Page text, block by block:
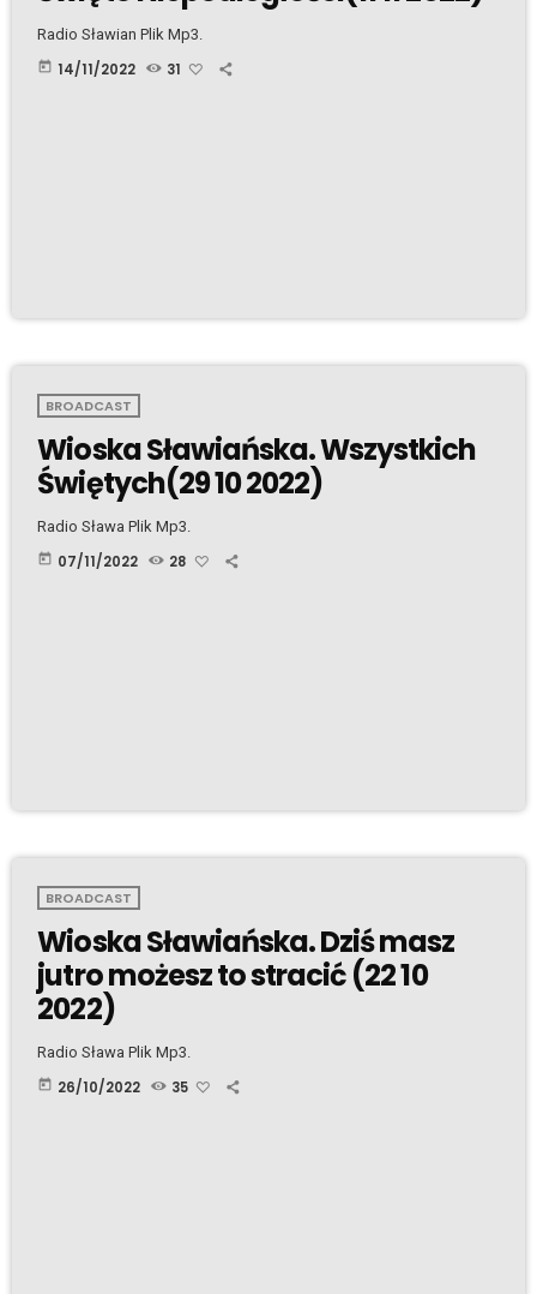
Radio Sławian Plik Mp3.
today 14/11/2022 31
BROADCAST
Wioska Sławiańska. Wszystkich
Świętych(29 10 2022)
Radio Sława Plik Mp3.
today 07/11/2022 28
BROADCAST
Wioska Sławiańska. Dziś masz
jutro możesz to stracić (22 10
2022)
Radio Sława Plik Mp3.
today 26/10/2022 35